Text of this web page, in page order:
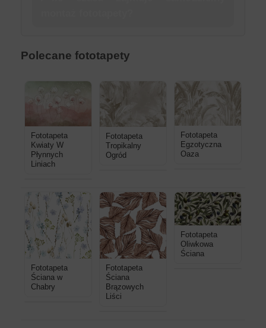
Polecane fototapety
Fototapeta
Kwiaty W
Płynnych
Liniach
Fototapeta
Tropikalny
Ogród
Fototapeta
Egzotyczna
Oaza
Fototapeta
Ściana w
Chabry
Fototapeta
Ściana
Brązowych
Liści
Fototapeta
Oliwkowa
Ściana